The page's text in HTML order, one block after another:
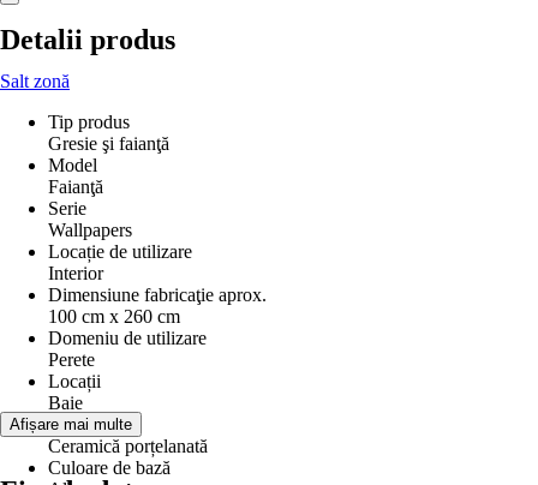
Detalii produs
Salt zonă
Tip produs
Gresie şi faianţă
Model
Faianţă
Serie
Wallpapers
Locație de utilizare
Interior
Dimensiune fabricaţie aprox.
100 cm x 260 cm
Domeniu de utilizare
Perete
Locații
Baie
Material
Ceramică porțelanată
Culoare de bază
Afișare mai multe